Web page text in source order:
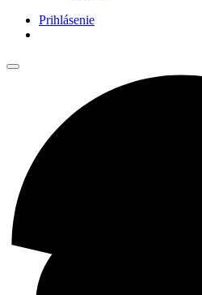
Prihlásenie